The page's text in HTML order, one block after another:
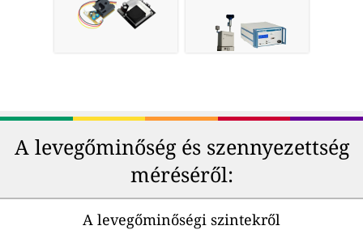
A levegőminőség és szennyezettség
méréséről:
A levegőminőségi szintekről